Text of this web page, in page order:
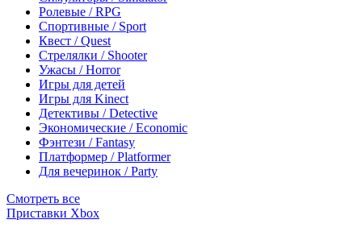
Ролевые / RPG
Спортивные / Sport
Квест / Quest
Стрелялки / Shooter
Ужасы / Horror
Игры для детей
Игры для Kinect
Детективы / Detective
Экономические / Economic
Фэнтези / Fantasy
Платформер / Platformer
Для вечеринок / Party
Смотреть все
Приставки Xbox